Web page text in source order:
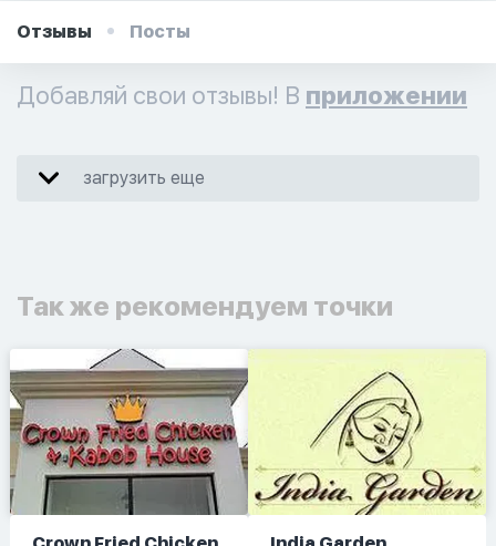
Отзывы Посты
Добавляй свои отзывы! В приложении
загрузить еще
Так же рекомендуем точки